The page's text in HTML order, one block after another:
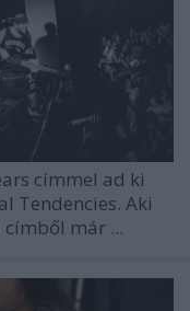
címmel ad ki
Tendencies. Aki
címből már ...